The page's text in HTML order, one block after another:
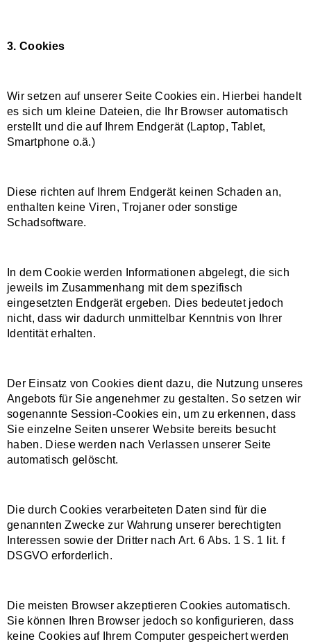
3. Cookies
Wir setzen auf unserer Seite Cookies ein. Hierbei handelt
es sich um kleine Dateien, die Ihr Browser automatisch
erstellt und die auf Ihrem Endgerät (Laptop, Tablet,
Smartphone o.ä.)
Diese richten auf Ihrem Endgerät keinen Schaden an,
enthalten keine Viren, Trojaner oder sonstige
Schadsoftware.
In dem Cookie werden Informationen abgelegt, die sich
jeweils im Zusammenhang mit dem spezifisch
eingesetzten Endgerät ergeben. Dies bedeutet jedoch
nicht, dass wir dadurch unmittelbar Kenntnis von Ihrer
Identität erhalten.
Der Einsatz von Cookies dient dazu, die Nutzung unseres
Angebots für Sie angenehmer zu gestalten. So setzen wir
sogenannte Session-Cookies ein, um zu erkennen, dass
Sie einzelne Seiten unserer Website bereits besucht
haben. Diese werden nach Verlassen unserer Seite
automatisch gelöscht.
Die durch Cookies verarbeiteten Daten sind für die
genannten Zwecke zur Wahrung unserer berechtigten
Interessen sowie der Dritter nach Art. 6 Abs. 1 S. 1 lit. f
DSGVO erforderlich.
Die meisten Browser akzeptieren Cookies automatisch.
Sie können Ihren Browser jedoch so konfigurieren, dass
keine Cookies auf Ihrem Computer gespeichert werden